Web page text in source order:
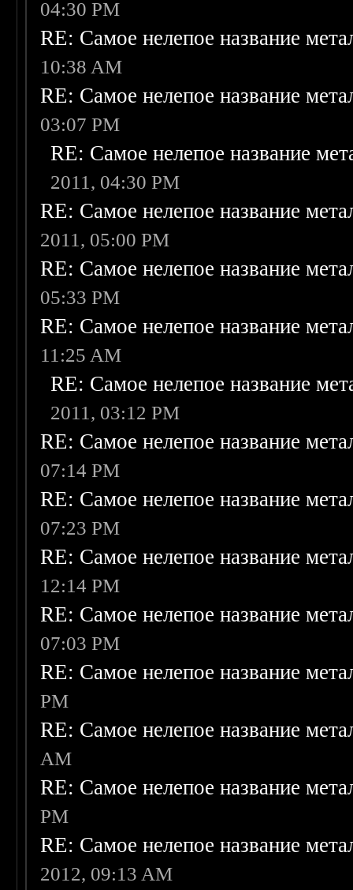
04:30 PM
RE: Самое нелепое название
10:38 AM
RE: Самое нелепое название
03:07 PM
RE: Самое нелепое название
2011, 04:30 PM
RE: Самое нелепое название
2011, 05:00 PM
RE: Самое нелепое название
05:33 PM
RE: Самое нелепое название
11:25 AM
RE: Самое нелепое название
2011, 03:12 PM
RE: Самое нелепое название
07:14 PM
RE: Самое нелепое название
07:23 PM
RE: Самое нелепое название
12:14 PM
RE: Самое нелепое название
07:03 PM
RE: Самое нелепое название
PM
RE: Самое нелепое название
AM
RE: Самое нелепое название
PM
RE: Самое нелепое название
2012, 09:13 AM